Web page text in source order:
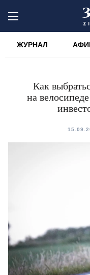
ЖУРНАЛ
Как
на